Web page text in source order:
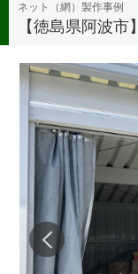
ネット（網）製作事例
【徳島県阿波